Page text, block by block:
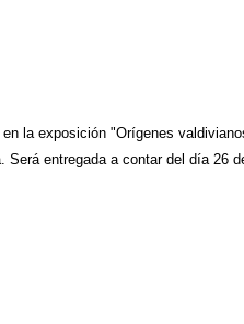
la exposición "Orígenes
Será entregada a contar del día 26